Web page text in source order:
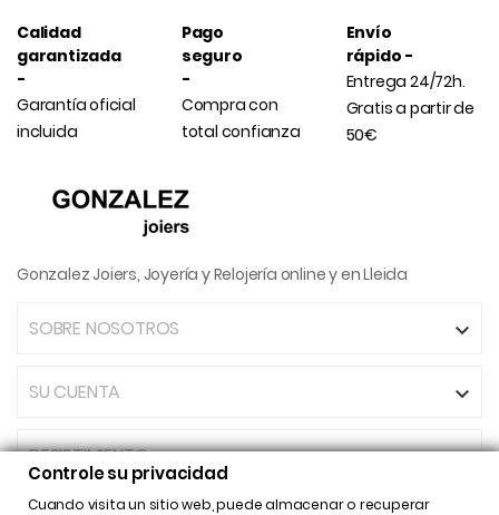
Calidad
garantizada
-
Garantía oficial
incluida
Pago
seguro
-
Compra con
total confianza
Envío
rápido -
Entrega 24/72h.
Gratis a partir de
50€
Gonzalez Joiers, Joyería y Relojería online y en Lleida
SOBRE NOSOTROS 
SU CUENTA 
DESISTIMIENTO
Controle su privacidad
Cuando visita un sitio web, puede almacenar o recuperar